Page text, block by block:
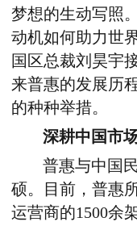
梦想的生动写照
动机如何助力世
国区总裁刘昊宇
来普惠的发展历
的种种举措。
深耕中国市
普惠与中国
硕。目前，普惠
运营商的1500余